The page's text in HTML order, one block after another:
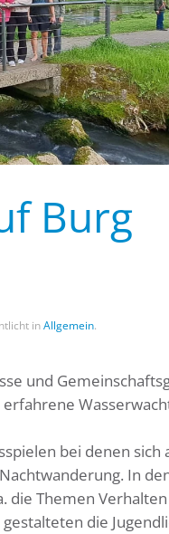
Burg
inAllgemein.
und
bei denen sich
In
die Themen
die